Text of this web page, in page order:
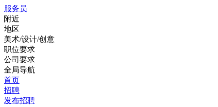
服务员
附近
地区
美术/设计/创意
职位要求
公司要求
全局导航
首页
招聘
发布招聘